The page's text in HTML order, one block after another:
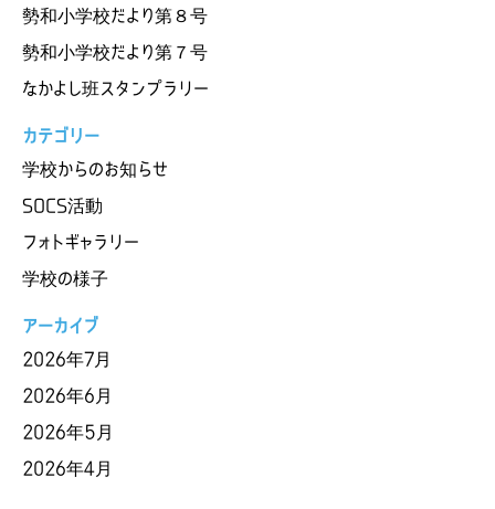
勢和小学校だより第８号
勢和小学校だより第７号
なかよし班スタンプラリー
カテゴリー
学校からのお知らせ
SOCS活動
フォトギャラリー
学校の様子
アーカイブ
2026年7月
2026年6月
2026年5月
2026年4月